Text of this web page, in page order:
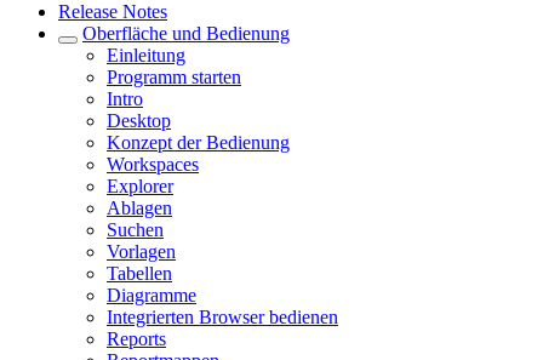
Release Notes
Oberfläche und Bedienung
Einleitung
Programm starten
Intro
Desktop
Konzept der Bedienung
Workspaces
Explorer
Ablagen
Suchen
Vorlagen
Tabellen
Diagramme
Integrierten Browser bedienen
Reports